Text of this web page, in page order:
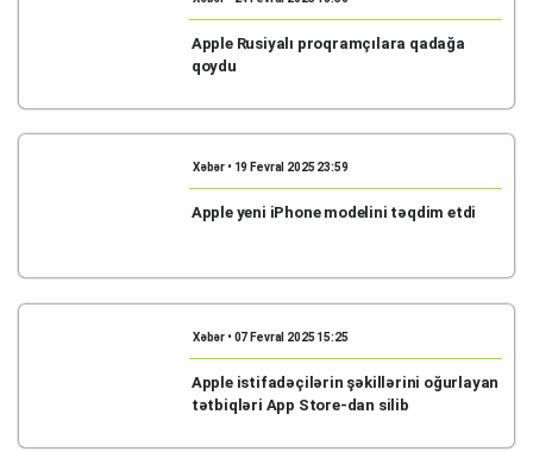
Apple Rusiyalı proqramçılara qadağa
qoydu
Xəbər • 19 Fevral 2025 23:59
Apple yeni iPhone modelini təqdim etdi
Xəbər • 07 Fevral 2025 15:25
Apple istifadəçilərin şəkillərini oğurlayan
tətbiqləri App Store-dan silib